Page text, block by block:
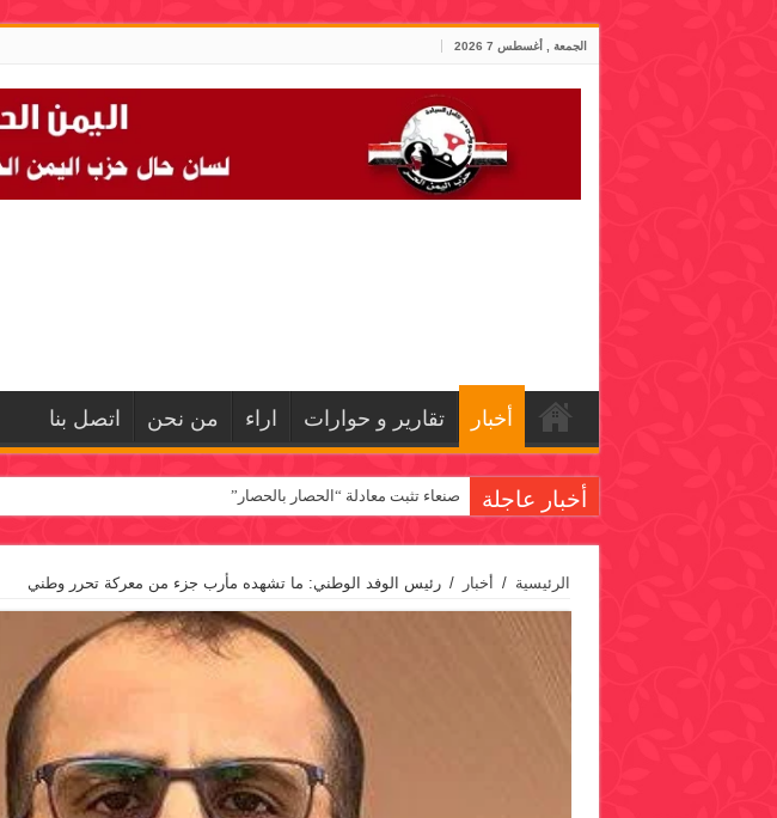
الجمعة , أغسطس 7 2026
أخبار تقارير و حوارات اراء من نحن اتصل بنا
أخبار عاجلة صنعاء تثبت معادلة “الحصار بالحصار”
الرئيسية / أخبار / رئيس الوفد الوطني: ما تشهده مأرب جزء من معركة تحرر وطني